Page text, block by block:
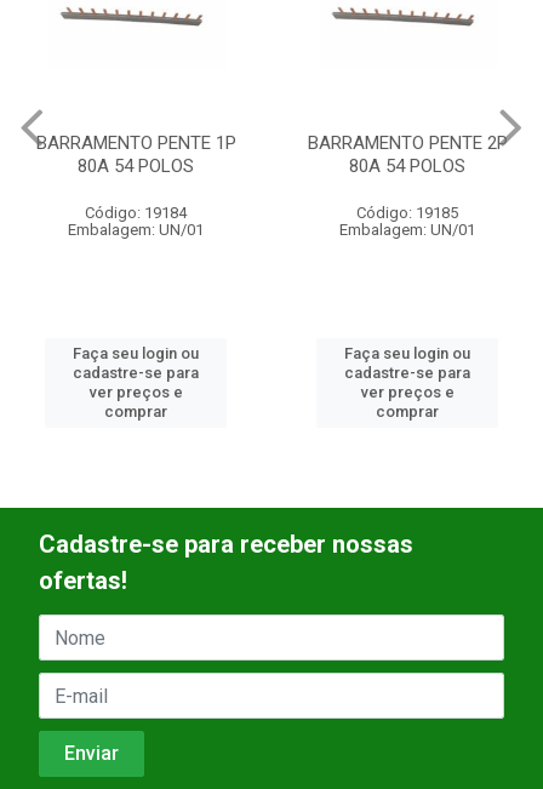
BARRAMENTO PENTE 1P
80A 54 POLOS
Código: 19184
Embalagem: UN/01
Faça seu login ou
cadastre-se para
ver preços e
comprar
BARRAMENTO PENTE 2P
80A 54 POLOS
Código: 19185
Embalagem: UN/01
Faça seu login ou
cadastre-se para
ver preços e
comprar
Cadastre-se para receber nossas
ofertas!